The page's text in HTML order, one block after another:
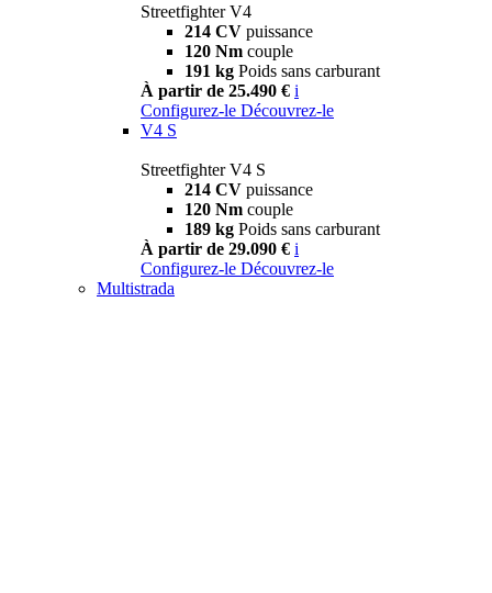
Streetfighter V4
214 CV puissance
120 Nm couple
191 kg Poids sans carburant
À partir de 25.490 € i
Configurez-le Découvrez-le
V4 S
Streetfighter V4 S
214 CV puissance
120 Nm couple
189 kg Poids sans carburant
À partir de 29.090 € i
Configurez-le Découvrez-le
Multistrada